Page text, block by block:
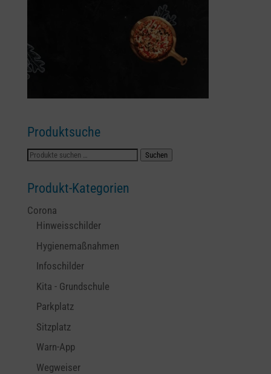
Produktsuche
Suchen
Suchen
Produkt-Kategorien
Corona
Hinweisschilder
Hygienemaßnahmen
Infoschilder
Kita - Grundschule
Parkplatz
Sitzplatz
Warn-App
Wegweiser